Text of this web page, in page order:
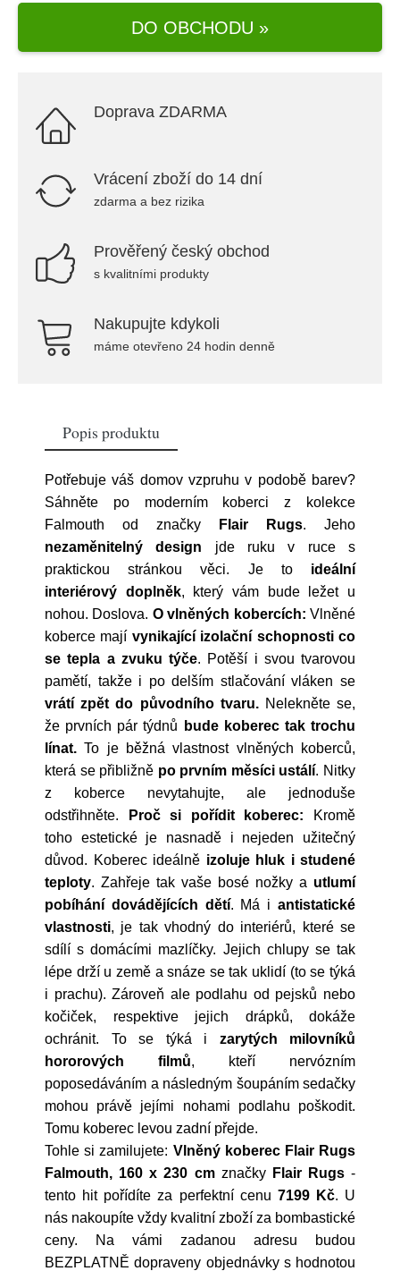
DO OBCHODU »
Doprava ZDARMA
Vrácení zboží do 14 dní
zdarma a bez rizika
Prověřený český obchod
s kvalitními produkty
Nakupujte kdykoli
máme otevřeno 24 hodin denně
Popis produktu
Potřebuje váš domov vzpruhu v podobě barev?
Sáhněte po moderním koberci z kolekce
Falmouth od značky
Flair Rugs. Jeho
nezaměnitelný design jde ruku v ruce s
praktickou stránkou věci. Je to ideální
interiérový doplněk, který vám bude ležet u
nohou. Doslova. O vlněných kobercích: Vlněné
koberce mají vynikající izolační schopnosti co
se tepla a zvuku týče. Potěší i svou tvarovou
pamětí, takže i po delším stlačování vláken se
vrátí zpět do původního tvaru.Nelekněte se,
že prvních pár týdnů
bude koberec tak trochu
línat. To je běžná vlastnost vlněných koberců,
která se přibližně po prvním měsíci ustálí. Nitky
z koberce nevytahujte, ale jednoduše
odstřihněte.
Proč si pořídit koberec: Kromě
toho estetické je nasnadě i nejeden užitečný
důvod. Koberec ideálně izoluje hluk i studené
teploty. Zahřeje tak vaše bosé nožky a utlumí
pobíhání dovádějících dětí. Má iantistatické
vlastnosti, je tak vhodný do interiérů, které se
sdílí s domácími mazlíčky. Jejich chlupy se tak
lépe drží u země a snáze se tak uklidí (to se týká
i prachu). Zároveň ale podlahu od pejsků nebo
kočiček, respektive jejich drápků, dokáže
ochránit. To se týká i zarytých milovníků
hororových filmů, kteří nervózním
poposedáváním a následným šoupáním sedačky
mohou právě jejími nohami podlahu poškodit.
Tomu koberec levou zadní přejde.
Tohle si zamilujete: Vlněný koberec Flair Rugs
Falmouth, 160 x 230 cmznačky Flair Rugs-
tento hit pořídíte za perfektní cenu 7199 Kč. U
nás nakoupíte vždy kvalitní zboží za bombastické
ceny. Na vámi zadanou adresu budou
BEZPLATNĚ dopraveny objednávky s hodnotou